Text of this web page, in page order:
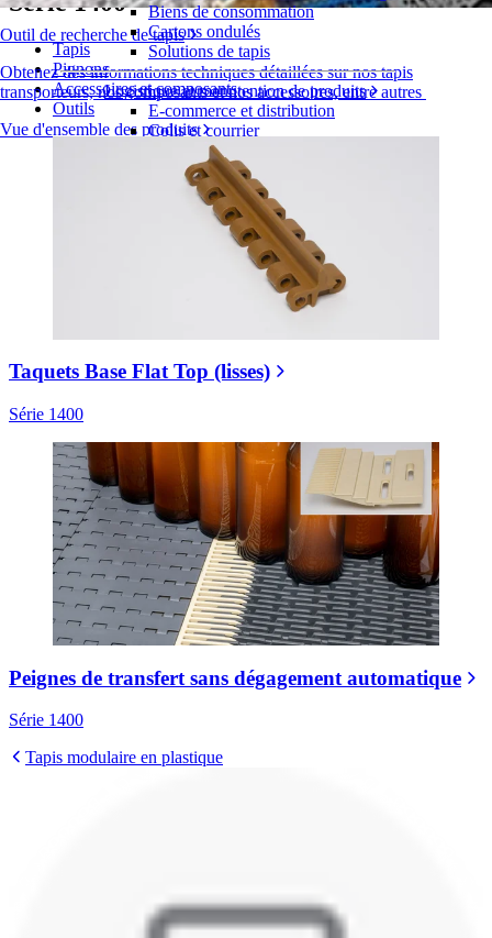
Outil de recherche de tapis
Obtenez des informations techniques détaillées sur nos tapis
transporteurs, nos composants et nos accessoires, entre autres
Vue d'ensemble des produits
Biens de consommation
Cartons ondulés
Solutions de tapis
Logistique et manutention de produits
E-commerce et distribution
Colis et courrier
Automobile et pneus
Automobile
Batteries de véhicules électriques
Présentation des industries
Tapis
Pignons
Accessoires et composants
Outils
Taquets Base Flat Top (lisses)
Série 1400
Peignes de transfert sans dégagement automatique
Série 1400
Tapis modulaire en plastique